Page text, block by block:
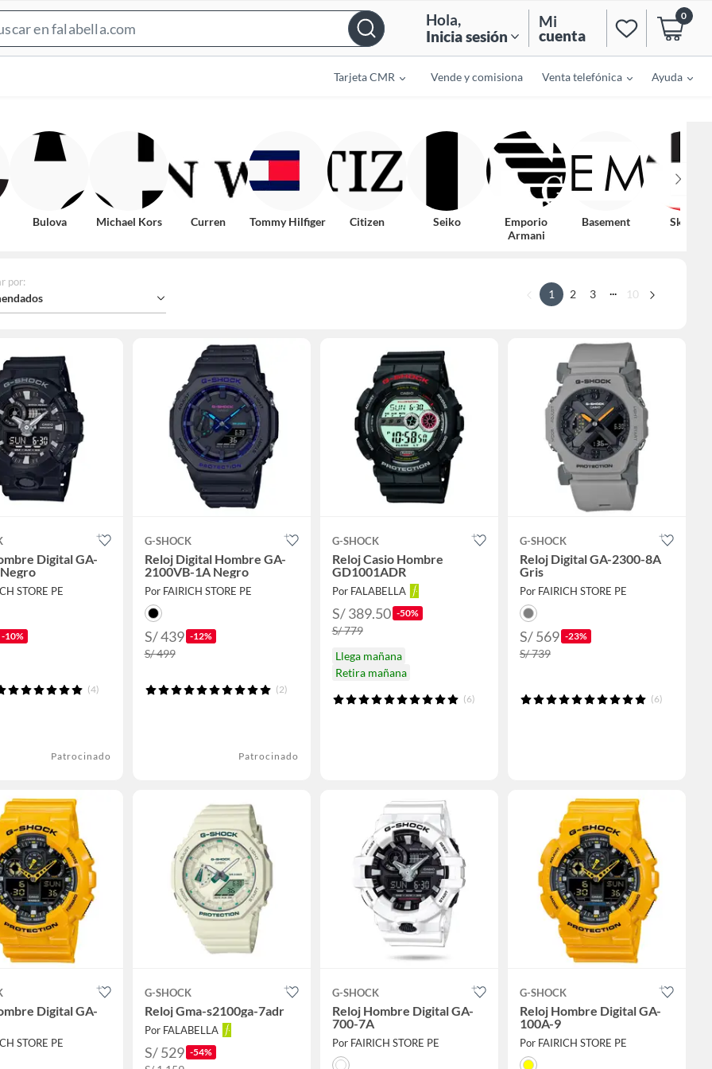
Bar
Hola,
Inicia sesión
Mi
cuenta
0
Tarjeta CMR Vende y comisiona Venta telefónica Ayuda
Bulova Michael Kors Curren Tommy Hilfiger Citizen Seiko
Emporio
Armani
Basement Skmei
por:
1 2 3 ... 10
Digital GA-
STORE PE
-10%
(4)
Patrocinado
G-SHOCK
Reloj Digital Hombre GA-
2100VB-1A Negro
Por FAIRICH STORE PE
S/ 439 -12%
S/ 499
(2)
Patrocinado
G-SHOCK
Reloj Casio Hombre
GD1001ADR
Por FALABELLA
S/ 389.50 -50%
S/ 779
Llega mañana
Retira mañana
(6)
G-SHOCK
Reloj Digital GA-2300-8A
Gris
Por FAIRICH STORE PE
S/ 569 -23%
S/ 739
(6)
Digital GA-
STORE PE
G-SHOCK
Reloj Gma-s2100ga-7adr
Por FALABELLA
S/ 529 -54%
G-SHOCK
Reloj Hombre Digital GA-
700-7A
Por FAIRICH STORE PE
G-SHOCK
Reloj Hombre Digital GA-
100A-9
Por FAIRICH STORE PE